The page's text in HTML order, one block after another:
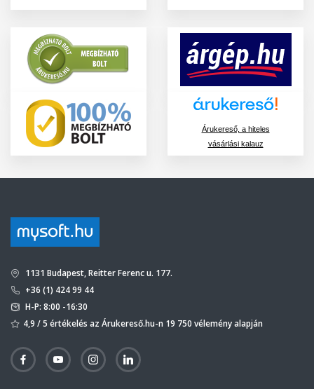
Árukereső, a hiteles
vásárlási kalauz
1131 Budapest, Reitter Ferenc u. 177.
+36 (1) 424 99 44
H-P: 8:00 -16:30
4,9 / 5 értékelés az Árukereső.hu-n 19 750 vélemény alapján